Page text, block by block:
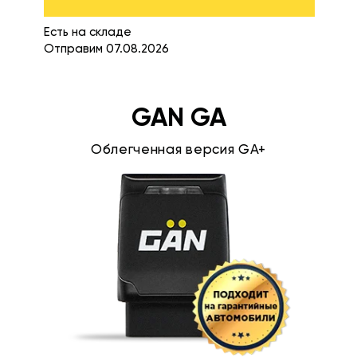
Есть на складе
Отправим 07.08.2026
GAN GA
Облегченная версия GA+